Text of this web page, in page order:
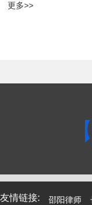
更多>>
友情链接: 邵阳律师